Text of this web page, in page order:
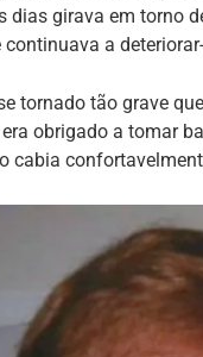
dias girava em torno
a
tornado tão grave
obrigado a tomar
cabia